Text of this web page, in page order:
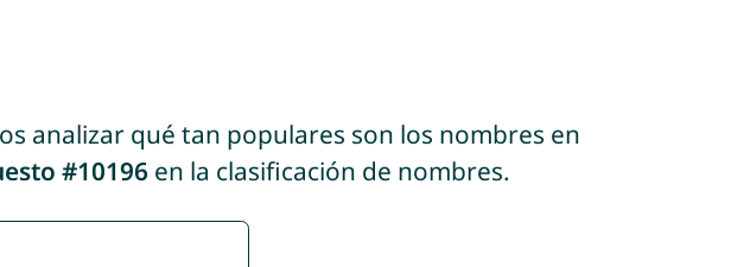
analizar qué tan populares son los nombres en
#10196 en la clasificación de nombres.